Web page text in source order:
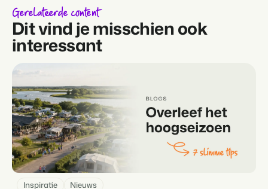
Gerelateerde content
Dit vind je misschien ook
interessant
Inspiratie Nieuws